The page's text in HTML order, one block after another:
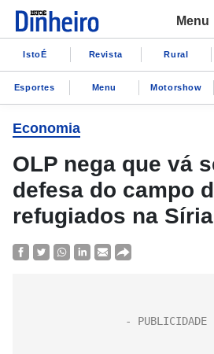
Menu
IstoÉ Revista Rural
Esportes Menu Motorshow
Economia
OLP nega que vá
defesa do campo
refugiados na Síria